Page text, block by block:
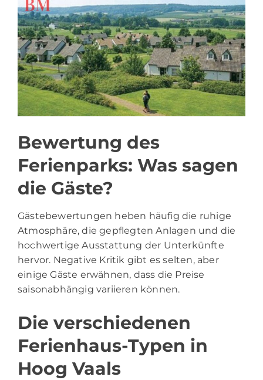
Bewertung des
Ferienparks: Was sagen
die Gäste?
Gästebewertungen heben häufig die ruhige
Atmosphäre, die gepflegten Anlagen und die
hochwertige Ausstattung der Unterkünfte
hervor. Negative Kritik gibt es selten, aber
einige Gäste erwähnen, dass die Preise
saisonabhängig variieren können.
Die verschiedenen
Ferienhaus-Typen in
Hoog Vaals